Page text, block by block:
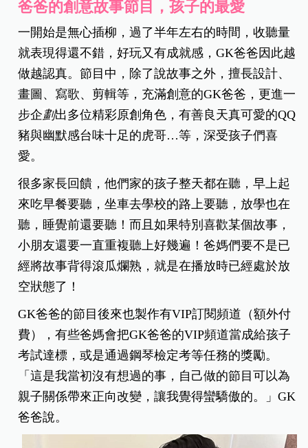
爸爸的創意故事節目，孩子的最愛
一開始是無心插柳，過了半年左右的時間，收聽量
就表現得還不錯，好玩又有成就感，GK爸爸因此越
做越認真。節目中，除了說故事之外，擅長設計、
畫圖、寫歌、剪輯等，充滿創意的GK爸爸，更進一
步企劃出多位精彩原創角色，有善良天真可愛的QQ
豬與幽默感台味十足的虎哥…等，深受孩子們喜
愛。
很多家長回饋，他們家的孩子整天都在聽，早上起
來吃早餐要聽，坐車去學校的路上要聽，放學也在
聽，睡覺前還要聽！而且如果特別喜歡某個故事，
小朋友還要一直重複聽上好幾遍！爸媽們要不是已
經將故事背得滾瓜爛熟，就是在播放時已經處於放
空狀態了！
GK爸爸的節目後來也製作有VIP訂閱頻道（額外付
費），有些爸媽會把GK爸爸的VIP頻道當成給孩子
考試達標，或是通過鋼琴檢定考等任務的獎勵。
「這是我當初沒有想過的事，自己做的節目可以為
親子關係帶來正向改變，讓我覺得蠻驕傲的。」GK
爸爸說。